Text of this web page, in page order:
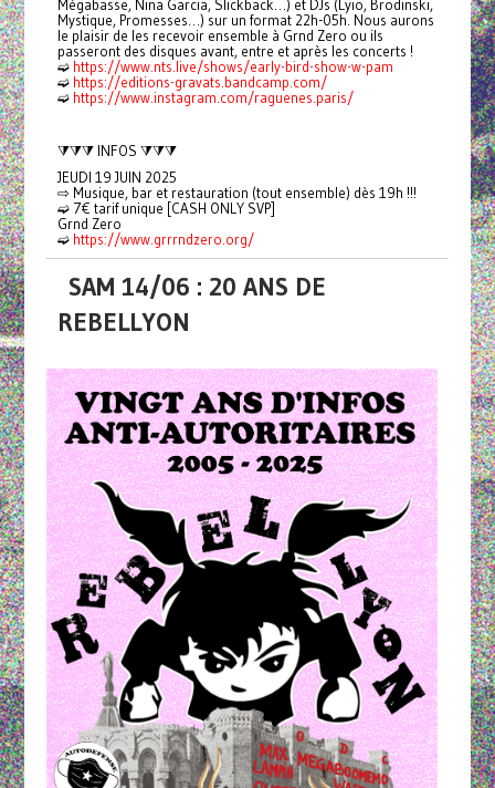
Mégabasse, Nina Garcia, Slickback…) et DJs (Lyio, Brodinski,
Mystique, Promesses…) sur un format 22h-05h. Nous aurons
le plaisir de les recevoir ensemble à Grnd Zero ou ils
passeront des disques avant, entre et après les concerts !
➫ https://www.nts.live/shows/early-bird-show-w-pam
➫ https://editions-gravats.bandcamp.com/
➫ https://www.instagram.com/raguenes.paris/
⧩⧩⧩ INFOS ⧩⧩⧩
JEUDI 19 JUIN 2025
⇨ Musique, bar et restauration (tout ensemble) dès 19h !!!
➫ 7€ tarif unique [CASH ONLY SVP]
Grnd Zero
➫ https://www.grrrndzero.org/
SAM 14/06 : 20 ANS DE
REBELLYON